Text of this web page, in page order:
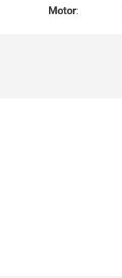
Motor: